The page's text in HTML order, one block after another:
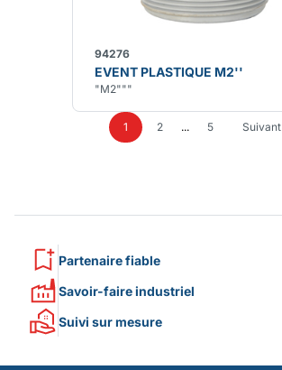
94276
EVENT PLASTIQUE M2''
"M2"""
1 2 ... 5 Suivant
Partenaire fiable
Savoir-faire industriel
Suivi sur mesure